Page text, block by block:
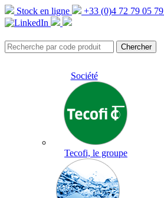
Stock en ligne +33 (0)4 72 79 05 79
Société
Tecofi, le groupe